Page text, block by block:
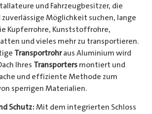
und Fahrzeugbesitzer, die
zuverlässige Möglichkeit suchen, lange
Kupferrohre, Kunststoffrohre,
und vieles mehr zu transportieren.
Transportrohraus Aluminium wird
Ihres Transportersmontiert und
und effiziente Methode zum
sperrigen Materialien.
Schutz: Mit dem integrierten Schloss